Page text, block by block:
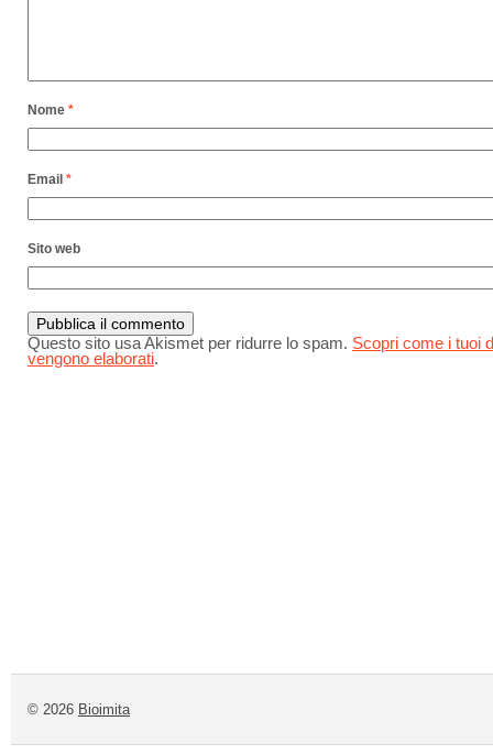
Nome *
Email *
Sito web
Questo sito usa Akismet per ridurre lo spam. Scopri come i tuoi
vengono elaborati.
© 2026 Bioimita